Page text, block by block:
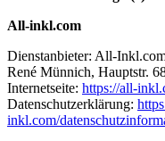
All-inkl.com
Dienstanbieter: All-
René Münnich, Hauptstr.
Internetseite: https://all-
Datenschutzerklärung:
inkl.com/